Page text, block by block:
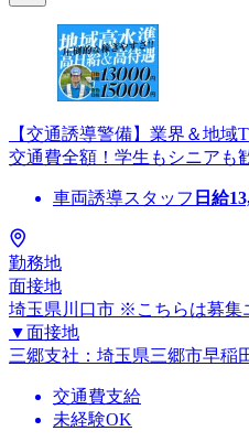
【交通誘導警備】業界＆地域
交通費全額！学生もシニア
車両誘導スタッフ 日給
勤務地
面接地
埼玉県川口市 ※こちらは募集
▼面接地
三郷支社：埼玉県三郷市早稲
交通費支給
未経験OK